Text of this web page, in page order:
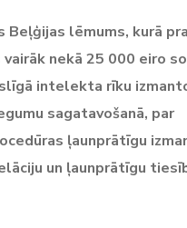
Beļģijas lēmums, kurā
nekā 25 000 eiro
intelekta rīku
sagatavošanā, par
ļaunprātīgu
un ļaunprātīgu